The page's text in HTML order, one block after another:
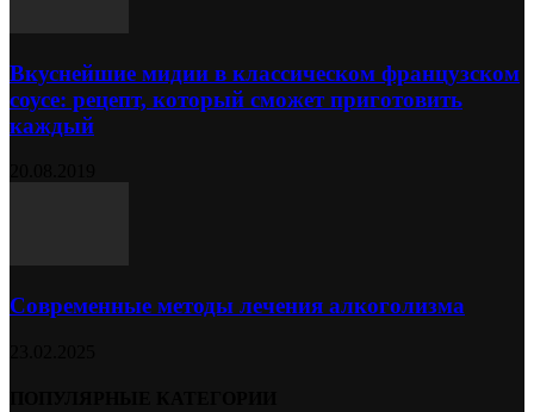
Вкуснейшие мидии в классическом французском
соусе: рецепт, который сможет приготовить
каждый
Современные методы лечения алкоголизма